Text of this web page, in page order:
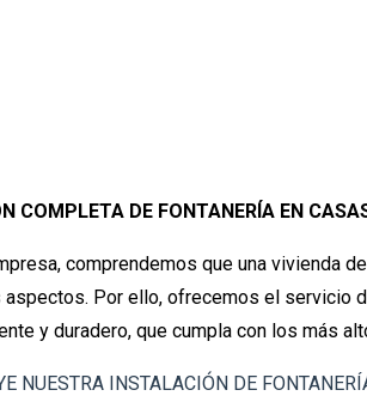
COMPLETA DE FONTANERÍA EN
comprendemos que una vivienda
Por ello, ofrecemos el servicio
y duradero, que cumpla con los más
NUESTRA INSTALACIÓN DE